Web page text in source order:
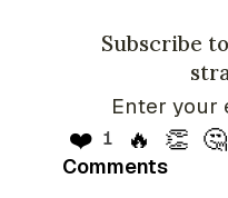
Subscribe
❤️ 1 🔥 👏 🤔
Comments